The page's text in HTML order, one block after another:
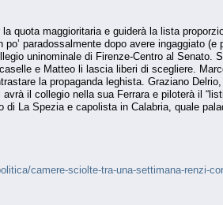
quota maggioritaria e guiderà la lista
paradossalmente dopo avere ingaggiato
uninominale di Firenze-Centro al
e Matteo li lascia liberi di scegliere.
la propaganda leghista. Graziano
il collegio nella sua Ferrara e piloterà il
La Spezia e capolista in Calabria, quale
camere-sciolte-tra-una-settimana-renzi-